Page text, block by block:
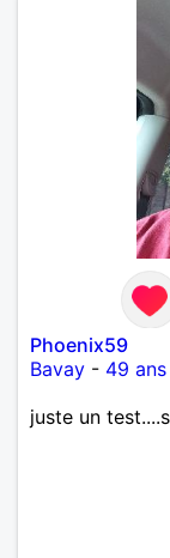
Phoenix59
Bavay - 49 ans
juste un